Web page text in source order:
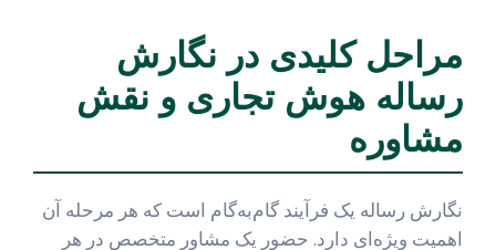
مراحل کلیدی در نگارش
رساله هوش تجاری و نقش
مشاوره
نگارش رساله یک فرآیند گام‌به‌گام است که هر مرحله آن
اهمیت ویژه‌ای دارد. حضور یک مشاور متخصص در هر